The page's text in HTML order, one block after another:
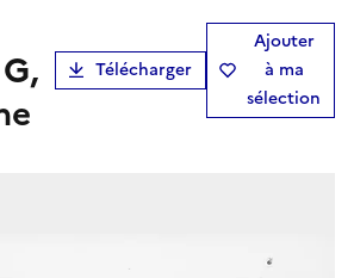
Télécharger
Ajouter
à ma
sélection